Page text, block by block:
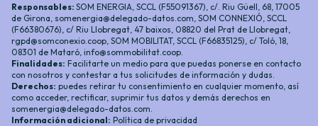
Responsables: SOM ENERGIA, SCCL (F55091367), c/. Riu Güell, 68, 17005
de Girona, somenergia@delegado-datos.com SOM CONNEXIÓ, SCCL
(F66380676), c/ Riu Llobregat, 47 baixos, 08820 del Prat de Llobregat,
rgpd@somconexio.coop , SOM MOBILITAT, SCCL (F66835125), c/ Toló, 18,
08301 de Mataró, info@sommobilitat.coop
Finalidades: Facilitarte un medio para que puedas ponerse en contacto
con nosotros y contestar a tus solicitudes de información y dudas.
Derechos: puedes retirar tu consentimiento en cualquier momento, así
como acceder, rectificar, suprimir tus datos y demás derechos en
somenergia@delegado-datos.com
Información adicional: Política de privacidad